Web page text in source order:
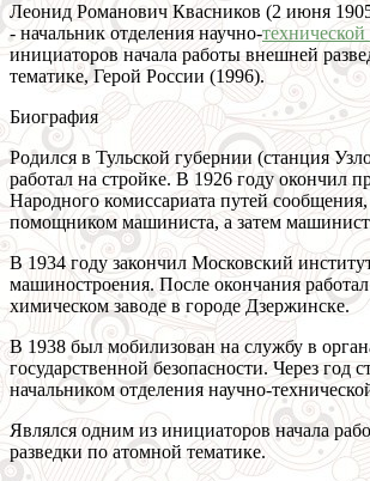
Леонид Романович Квасников (2 июня
- начальник отделения научно-технической
инициаторов начала работы внешней
тематике, Герой России (1996).
Биография
Родился в Тульской губернии (станция
работал на стройке. В 1926 году окончил
Народного комиссариата путей сообщения,
помощником машиниста, а затем
В 1934 году закончил Московский
машиностроения. После окончания
химическом заводе в городе Дзержинске.
В 1938 был мобилизован на службу в
государственной безопасности. Через год
начальником отделения научно-
Являлся одним из инициаторов начала
разведки по атомной тематике.